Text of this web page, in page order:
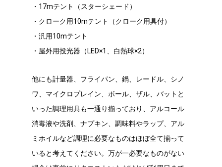
・17mテント（スターシェード）
・クローク用10mテント（クローク用具付）
・汎用10mテント
・屋外用投光器（LED×1、白熱球×2）
他にも計量器、フライパン、鍋、レードル、シノ
ワ、マイクロプレイン、ボール、ザル、バットと
いった調理用具も一通り揃っており、アルコール
消毒液や洗剤、ナプキン、調味料やラップ、アル
ミホイルなど調理に必要なものはほぼ全て揃って
いると考えてください。万が一必要なものがない